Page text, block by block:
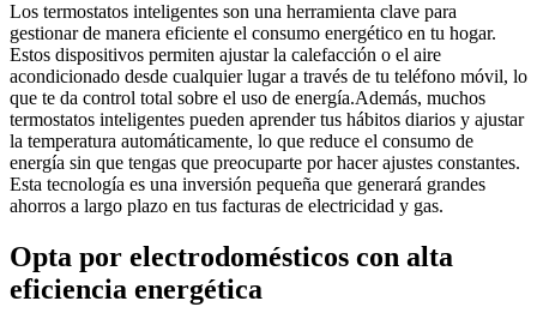
Los termostatos inteligentes son una herramienta clave para
gestionar de manera eficiente el consumo energético en tu hogar.
Estos dispositivos permiten ajustar la calefacción o el aire
acondicionado desde cualquier lugar a través de tu teléfono móvil, lo
que te da control total sobre el uso de energía.Además, muchos
termostatos inteligentes pueden aprender tus hábitos diarios y ajustar
la temperatura automáticamente, lo que reduce el consumo de
energía sin que tengas que preocuparte por hacer ajustes constantes.
Esta tecnología es una inversión pequeña que generará grandes
ahorros a largo plazo en tus facturas de electricidad y gas.
Opta por electrodomésticos con alta
eficiencia energética